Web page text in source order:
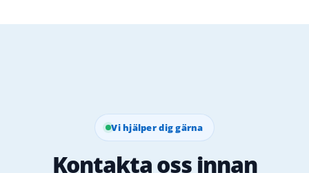
Vi hjälper dig gärna
Kontakta oss innan